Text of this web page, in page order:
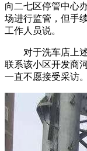
向二七区停管中心
场进行监管，但手
工作人员说。
对于洗车店上述
联系该小区开发商
一直不愿接受采访。